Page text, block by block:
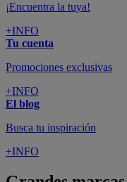
¡Encuentra la tuya!
+INFO
Tu cuenta
Promociones exclusivas
+INFO
El blog
Busca tu inspiración
+INFO